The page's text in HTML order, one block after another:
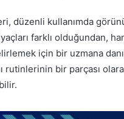
düzenli kullanımda
farklı olduğundan,
için bir uzmana
rutinlerinin bir parçası